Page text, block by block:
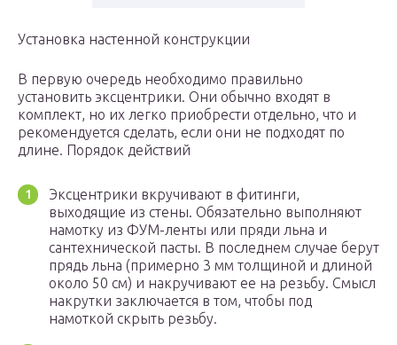
Установка настенной конструкции
В первую очередь необходимо правильно
установить эксцентрики. Они обычно входят в
комплект, но их легко приобрести отдельно, что и
рекомендуется сделать, если они не подходят по
длине. Порядок действий
Эксцентрики вкручивают в фитинги,
выходящие из стены. Обязательно выполняют
намотку из ФУМ-ленты или пряди льна и
сантехнической пасты. В последнем случае берут
прядь льна (примерно 3 мм толщиной и длиной
около 50 см) и накручивают ее на резьбу. Смысл
накрутки заключается в том, чтобы под
намоткой скрыть резьбу.